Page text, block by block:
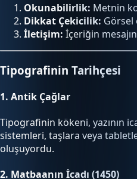
Okunabilirlik: Metnin
Dikkat Çekicilik: Görsel
İletişim: İçeriğin
Tipografinin Tarihçesi
1. Antik Çağlar
Tipografinin kökeni, yazının
sistemleri, taşlara veya
oluşuyordu.
2. Matbaanın İcadı (1450)